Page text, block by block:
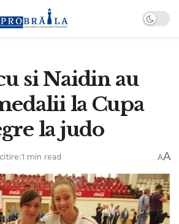
si Naidin au
la Cupa
la judo
min read AA